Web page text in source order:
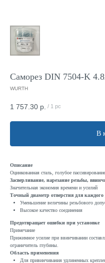
Саморез DIN 7504-K
WURTH
1 757.30 р. / 1 pc
В
Описание
Оцинкованная сталь, голубое
Засверливание, нарезание резьбы,
Значительная экономия времени и усилий
Точный диаметр отверстия для каждого
Уменьшение величины резьбового
Высокое качество соединения
Предотвращает ошибки при установке
Примечание
Прижимное усилие при ввинчивании
ограничитель глубины.
Область применения
Для привинчивания удлиненных